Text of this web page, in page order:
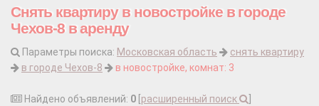
Снять квартиру в новостройке в городе
Чехов-8 в аренду
Параметры поиска: Московская область
снять квартиру
в городе Чехов-8
в новостройке, комнат: 3
Найдено объявлений: 0 расширенный поиск